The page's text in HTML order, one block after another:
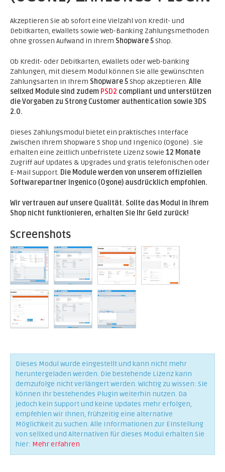
Akzeptieren Sie ab sofort eine Vielzahl von Kredit- und
Debitkarten, eWallets sowie Web-Banking Zahlungsmethoden
ohne grossen Aufwand in Ihrem Shopware 5Shop.
Ob Kredit- oder Debitkarten, eWallets oder web-banking
Zahlungen, mit diesem Modul können Sie alle gewünschten
Zahlungsarten in Ihrem Shopware 5Shop akzeptieren. Alle
sellxed Module sind zudem PSD2 compliant und unterstützen
die Vorgaben zu Strong Customer authentication sowie 3DS
2.0.
Dieses Zahlungsmodul bietet ein praktisches Interface
zwischen Ihrem Shopware 5 Shop und Ingenico (Ogone) . Sie
erhalten eine zeitlich unbefristete Lizenz sowie 12 Monate
Zugriff auf Updates & Upgrades und gratis telefonischen oder
E-Mail Support. Die Module werden von unserem offiziellen
Softwarepartner Ingenico (Ogone) ausdrücklich empfohlen.
Wir vertrauen auf unsere Qualität. Sollte das Modul in Ihrem
Shop nicht funktionieren, erhalten Sie Ihr Geld zurück!
Screenshots
Dieses Modul wurde eingestellt und kann nicht mehr
heruntergeladen werden. Die bestehende Lizenz kann
demzufolge nicht verlängert werden. Wichtig zu wissen: Sie
können Ihr bestehendes Plugin weiterhin nutzen. Da
jedoch kein Support und keine Updates mehr erfolgen,
empfehlen wir Ihnen, frühzeitig eine alternative
Möglichkeit zu suchen. Alle Informationen zur Einstellung
von sellXed und Alternativen für dieses Modul erhalten Sie
hier: Mehr erfahren